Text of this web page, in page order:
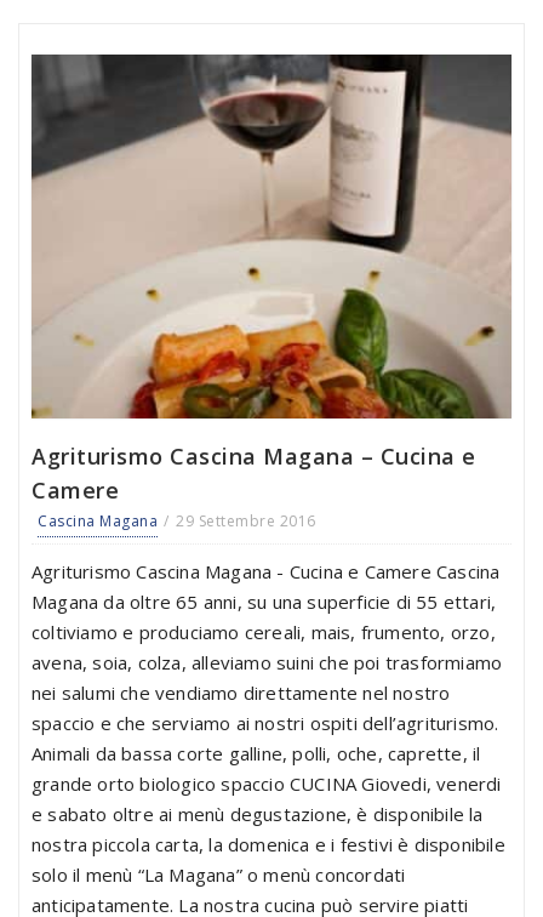
Agriturismo Cascina Magana – Cucina e
Camere
Cascina Magana 29 Settembre 2016
Agriturismo Cascina Magana - Cucina e Camere Cascina
Magana da oltre 65 anni, su una superficie di 55 ettari,
coltiviamo e produciamo cereali, mais, frumento, orzo,
avena, soia, colza, alleviamo suini che poi trasformiamo
nei salumi che vendiamo direttamente nel nostro
spaccio e che serviamo ai nostri ospiti dell’agriturismo.
Animali da bassa corte galline, polli, oche, caprette, il
grande orto biologico spaccio CUCINA Giovedi, venerdi
e sabato oltre ai menù degustazione, è disponibile la
nostra piccola carta, la domenica e i festivi è disponibile
solo il menù “La Magana” o menù concordati
anticipatamente. La nostra cucina può servire piatti